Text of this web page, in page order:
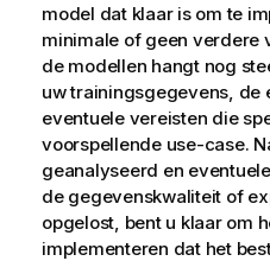
model dat klaar is om te
minimale of geen verdere
de modellen hangt nog
uw trainingsgegevens, de
eventuele vereisten die
voorspellende use-case.
geanalyseerd en
de gegevenskwaliteit of
opgelost, bent u klaar om
implementeren dat het